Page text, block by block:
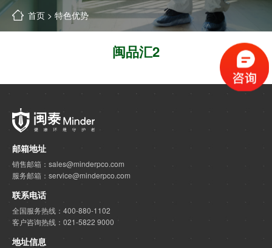
首页 > 特色优势
闽品汇2
邮箱地址
销售邮箱：sales@minderpco.com
服务邮箱：service@minderpco.com
联系电话
全国服务热线：400-880-1102
客户咨询热线：021-5822 9000
地址信息